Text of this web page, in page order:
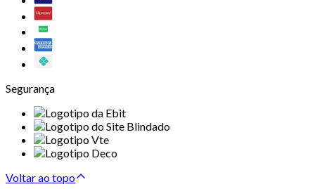
Segurança
Voltar ao topo